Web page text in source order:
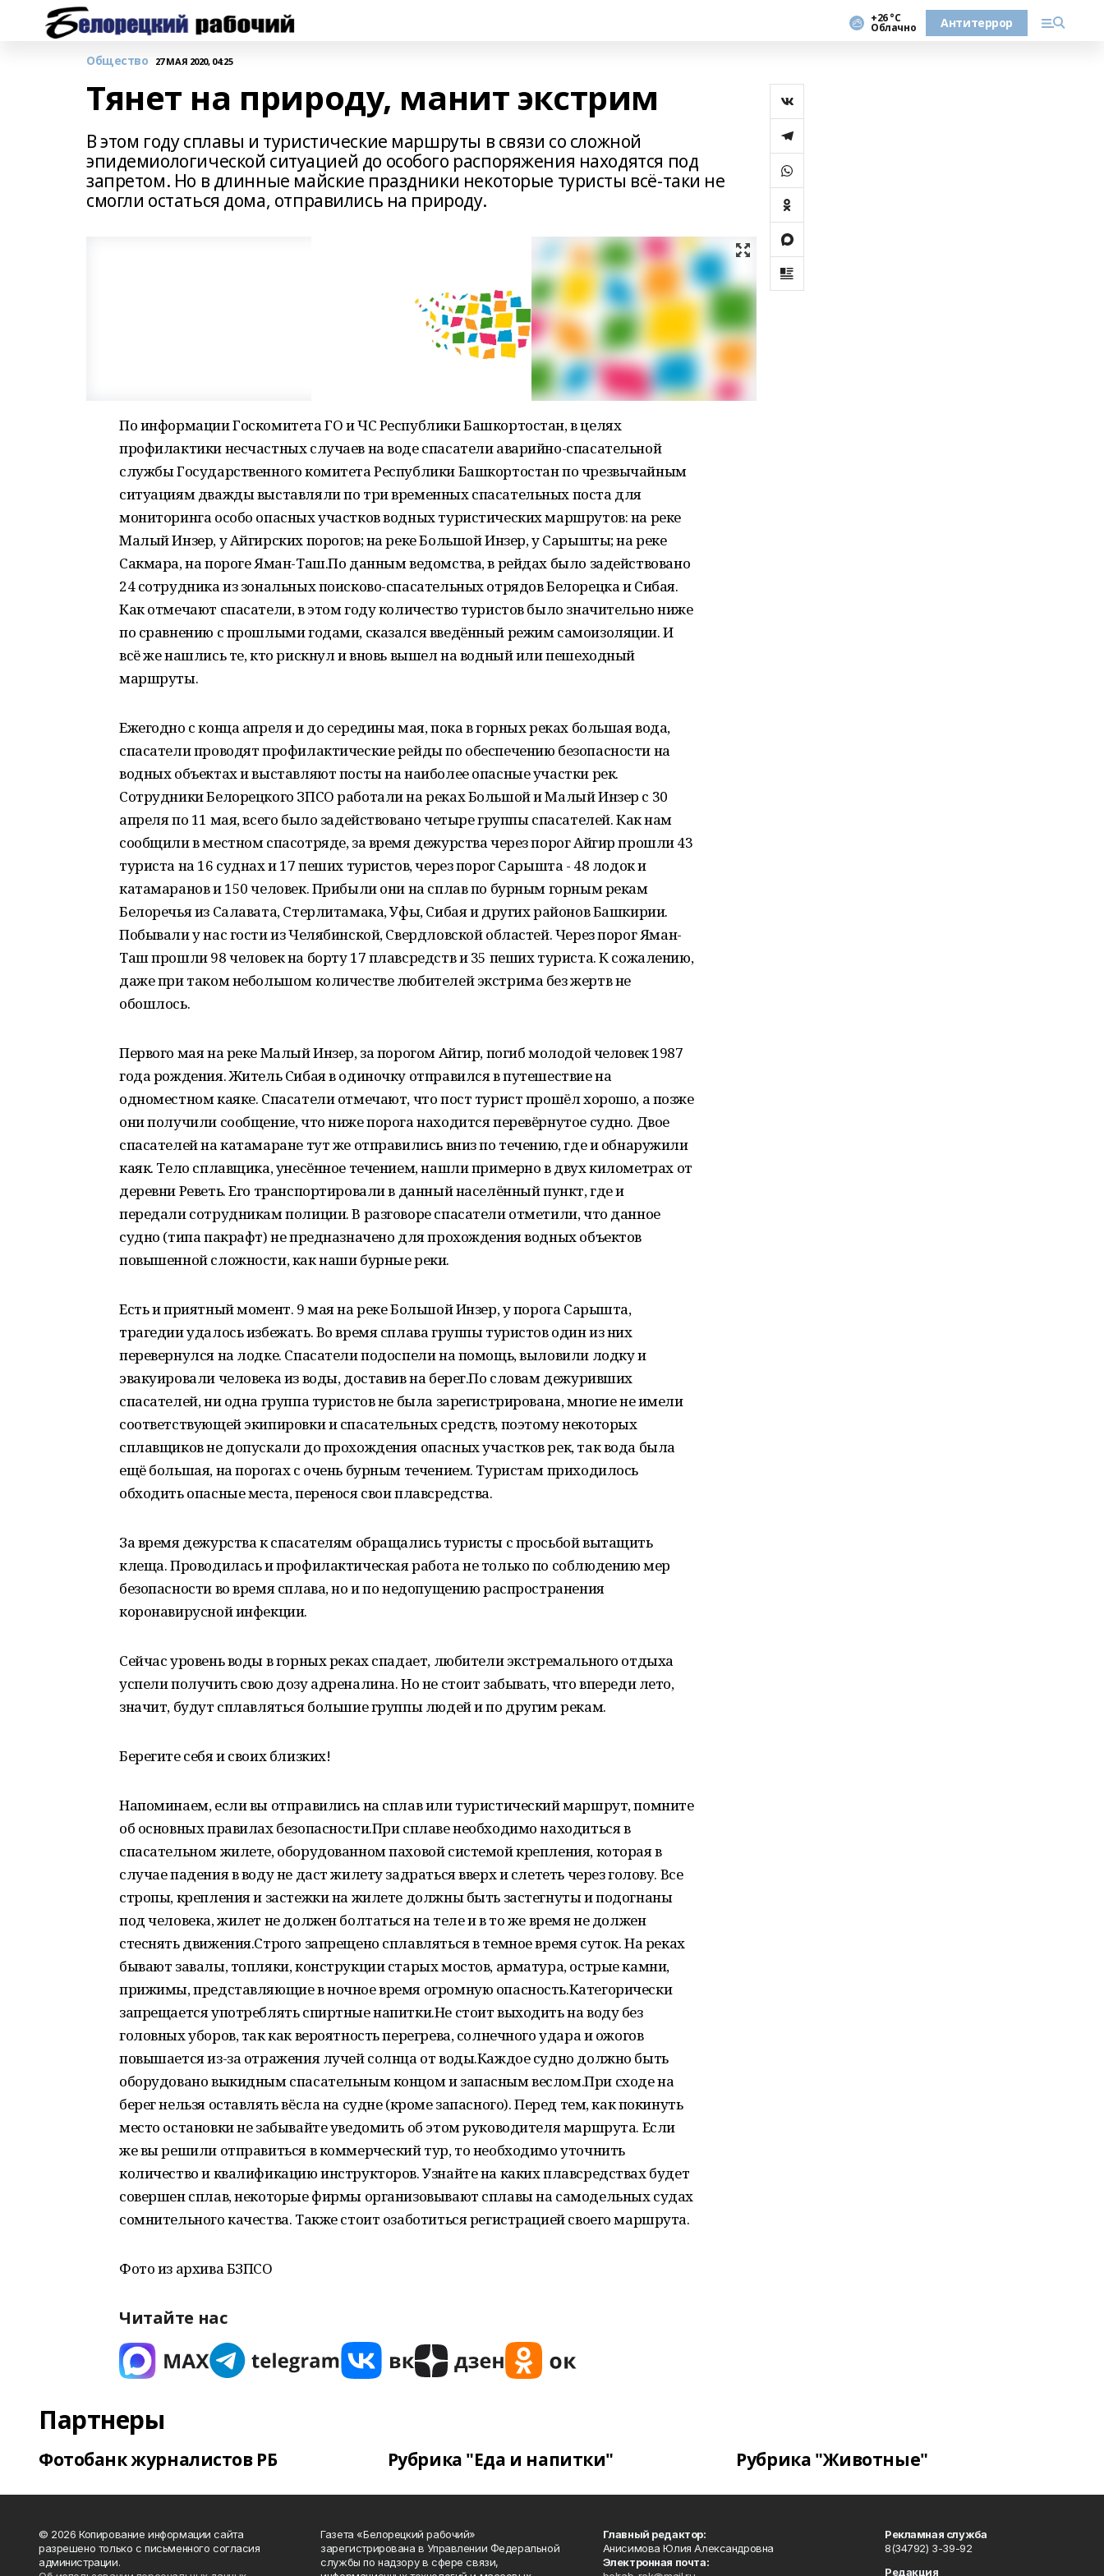
+26 °С
Облачно Антитеррор
Общество 27 МАЯ 2020, 04:25
Тянет на природу, манит экстрим
В этом году сплавы и туристические маршруты в связи со сложной
эпидемиологической ситуацией до особого распоряжения находятся под
запретом. Но в длинные майские праздники некоторые туристы всё-таки не
смогли остаться дома, отправились на природу.
По информации Госкомитета ГО и ЧС Республики Башкортостан, в целях
профилактики несчастных случаев на воде спасатели аварийно-спасательной
службы Государственного комитета Республики Башкортостан по чрезвычайным
ситуациям дважды выставляли по три временных спасательных поста для
мониторинга особо опасных участков водных туристических маршрутов: на реке
Малый Инзер, у Айгирских порогов; на реке Большой Инзер, у Сарышты; на реке
Сакмара, на пороге Яман-Таш.По данным ведомства, в рейдах было задействовано
24 сотрудника из зональных поисково-спасательных отрядов Белорецка и Сибая.
Как отмечают спасатели, в этом году количество туристов было значительно ниже
по сравнению с прошлыми годами, сказался введённый режим самоизоляции. И
всё же нашлись те, кто рискнул и вновь вышел на водный или пешеходный
маршруты.
Ежегодно с конца апреля и до середины мая, пока в горных реках большая вода,
спасатели проводят профилактические рейды по обеспечению безопасности на
водных объектах и выставляют посты на наиболее опасные участки рек.
Сотрудники Белорецкого ЗПСО работали на реках Большой и Малый Инзер с 30
апреля по 11 мая, всего было задействовано четыре группы спасателей. Как нам
сообщили в местном спасотряде, за время дежурства через порог Айгир прошли 43
туриста на 16 суднах и 17 пеших туристов, через порог Сарышта - 48 лодок и
катамаранов и 150 человек. Прибыли они на сплав по бурным горным рекам
Белоречья из Салавата, Стерлитамака, Уфы, Сибая и других районов Башкирии.
Побывали у нас гости из Челябинской, Свердловской областей. Через порог Яман-
Таш прошли 98 человек на борту 17 плавсредств и 35 пеших туриста. К сожалению,
даже при таком небольшом количестве любителей экстрима без жертв не
обошлось.
Первого мая на реке Малый Инзер, за порогом Айгир, погиб молодой человек 1987
года рождения. Житель Сибая в одиночку отправился в путешествие на
одноместном каяке. Спасатели отмечают, что пост турист прошёл хорошо, а позже
они получили сообщение, что ниже порога находится перевёрнутое судно. Двое
спасателей на катамаране тут же отправились вниз по течению, где и обнаружили
каяк. Тело сплавщика, унесённое течением, нашли примерно в двух километрах от
деревни Реветь. Его транспортировали в данный населённый пункт, где и
передали сотрудникам полиции. В разговоре спасатели отметили, что данное
судно (типа пакрафт) не предназначено для прохождения водных объектов
повышенной сложности, как наши бурные реки.
Есть и приятный момент. 9 мая на реке Большой Инзер, у порога Сарышта,
трагедии удалось избежать. Во время сплава группы туристов один из них
перевернулся на лодке. Спасатели подоспели на помощь, выловили лодку и
эвакуировали человека из воды, доставив на берег.По словам дежуривших
спасателей, ни одна группа туристов не была зарегистрирована, многие не имели
соответствующей экипировки и спасательных средств, поэтому некоторых
сплавщиков не допускали до прохождения опасных участков рек, так вода была
ещё большая, на порогах с очень бурным течением. Туристам приходилось
обходить опасные места, перенося свои плавсредства.
За время дежурства к спасателям обращались туристы с просьбой вытащить
клеща. Проводилась и профилактическая работа не только по соблюдению мер
безопасности во время сплава, но и по недопущению распространения
коронавирусной инфекции.
Сейчас уровень воды в горных реках спадает, любители экстремального отдыха
успели получить свою дозу адреналина. Но не стоит забывать, что впереди лето,
значит, будут сплавляться большие группы людей и по другим рекам.
Берегите себя и своих близких!
Напоминаем, если вы отправились на сплав или туристический маршрут, помните
об основных правилах безопасности.При сплаве необходимо находиться в
спасательном жилете, оборудованном паховой системой крепления, которая в
случае падения в воду не даст жилету задраться вверх и слететь через голову. Все
стропы, крепления и застежки на жилете должны быть застегнуты и подогнаны
под человека, жилет не должен болтаться на теле и в то же время не должен
стеснять движения.Строго запрещено сплавляться в темное время суток. На реках
бывают завалы, топляки, конструкции старых мостов, арматура, острые камни,
прижимы, представляющие в ночное время огромную опасность.Категорически
запрещается употреблять спиртные напитки.Не стоит выходить на воду без
головных уборов, так как вероятность перегрева, солнечного удара и ожогов
повышается из-за отражения лучей солнца от воды.Каждое судно должно быть
оборудовано выкидным спасательным концом и запасным веслом.При сходе на
берег нельзя оставлять вёсла на судне (кроме запасного). Перед тем, как покинуть
место остановки не забывайте уведомить об этом руководителя маршрута. Если
же вы решили отправиться в коммерческий тур, то необходимо уточнить
количество и квалификацию инструкторов. Узнайте на каких плавсредствах будет
совершен сплав, некоторые фирмы организовывают сплавы на самодельных судах
сомнительного качества. Также стоит озаботиться регистрацией своего маршрута.
Фото из архива БЗПСО
Читайте нас
Партнеры
Фотобанк журналистов РБ Рубрика "Еда и напитки" Рубрика "Животные"
© 2026 Копирование информации сайта
разрешено только с письменного согласия
администрации.
Газета «Белорецкий рабочий»
зарегистрирована в Управлении Федеральной
службы по надзору в сфере связи,
Главный редактор:
Анисимова Юлия Александровна
Электронная почта:
Рекламная служба
8(34792) 3-39-92
Редакция